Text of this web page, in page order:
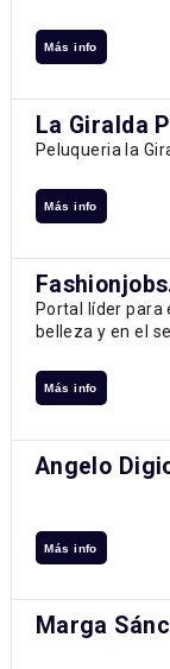
Más info
La Giralda
Peluqueria la
Más info
Portal líder para
belleza y en el
Más info
Angelo
Más info
Marga